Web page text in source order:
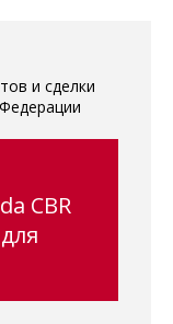
и сделки
CBR